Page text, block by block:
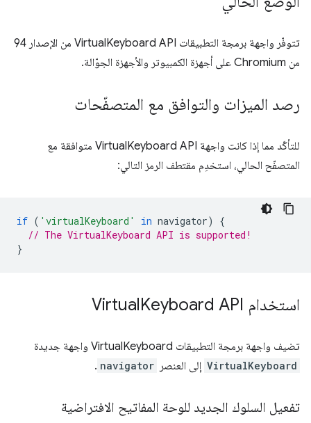
تتوفّر واجهة برمجة التطبيقات VirtualKeyboard API من الإصدار 94
من Chromium على أجهزة الكمبيوتر والأجهزة الجوّالة.
رصد الميزات والتوافق مع المتصفّحات
للتأكّد مما إذا كانت واجهة VirtualKeyboard API متوافقة مع
المتصفّح الحالي، استخدِم مقتطف الرمز التالي:
if ( 'virtualKeyboard' in navigator)
{
// The VirtualKeyboard API is supported!
}
استخدام Virtual Keyboard API
تضيف واجهة برمجة التطبيقات VirtualKeyboard واجهة جديدة
VirtualKeyboard إلى العنصر navigator
.
تفعيل السلوك الجديد للوحة المفاتيح الافتراضية